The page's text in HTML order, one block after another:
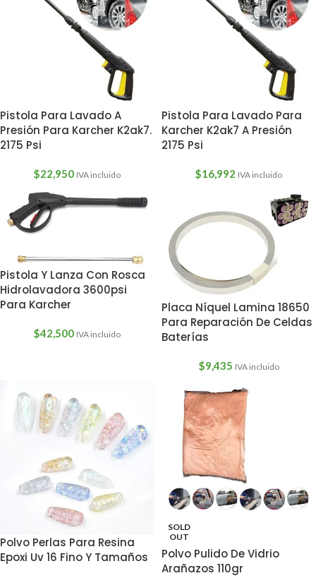
Pistola Para Lavado A
Presión Para Karcher K2ak7.
2175 Psi
$22,950 IVA incluido
Pistola Para Lavado Para
Karcher K2ak7 A Presión
2175 Psi
$16,992 IVA incluido
Pistola Y Lanza Con Rosca
Hidrolavadora 3600psi
Para Karcher
$42,500 IVA incluido
Placa Níquel Lamina 18650
Para Reparación De Celdas
Baterías
$9,435 IVA incluido
Polvo Perlas Para Resina
Epoxi Uv 16 Fino Y Tamaños
SOLD
OUT
Polvo Pulido De Vidrio
Arañazos 110gr